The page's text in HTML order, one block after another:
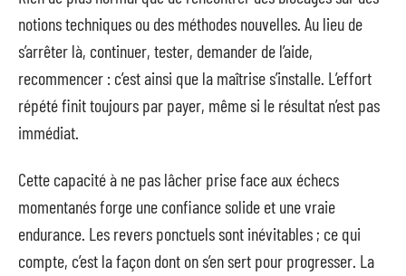
notions techniques ou des méthodes nouvelles. Au lieu de
s’arrêter là, continuer, tester, demander de l’aide,
recommencer : c’est ainsi que la maîtrise s’installe. L’effort
répété finit toujours par payer, même si le résultat n’est pas
immédiat.
Cette capacité à ne pas lâcher prise face aux échecs
momentanés forge une confiance solide et une vraie
endurance. Les revers ponctuels sont inévitables ; ce qui
compte, c’est la façon dont on s’en sert pour progresser. La